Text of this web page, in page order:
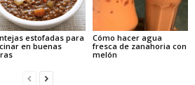
estofadas para
en buenas
Cómo hacer agua
fresca de zanahoria con
melón